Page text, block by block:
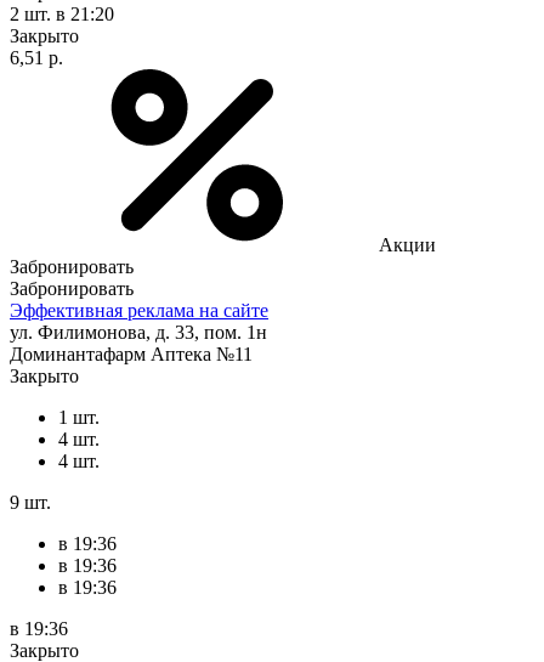
2 шт. в 21:20
Закрыто
6,51 р.
Акции
Забронировать
Забронировать
Эффективная реклама на сайте
ул. Филимонова, д. 33, пом. 1н
Доминантафарм Аптека №11
Закрыто
1 шт.
4 шт.
4 шт.
9 шт.
в 19:36
в 19:36
в 19:36
в 19:36
Закрыто